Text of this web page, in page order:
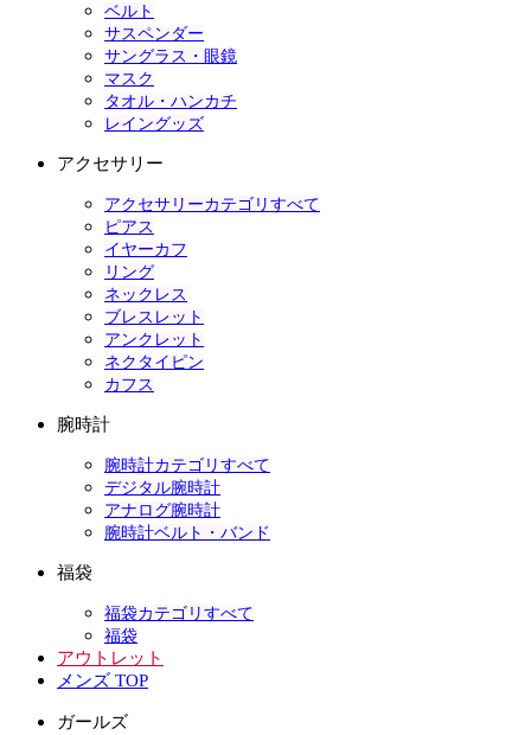
ベルト
サスペンダー
サングラス・眼鏡
マスク
タオル・ハンカチ
レイングッズ
アクセサリー
アクセサリーカテゴリすべて
ピアス
イヤーカフ
リング
ネックレス
ブレスレット
アンクレット
ネクタイピン
カフス
腕時計
腕時計カテゴリすべて
デジタル腕時計
アナログ腕時計
腕時計ベルト・バンド
福袋
福袋カテゴリすべて
福袋
アウトレット
メンズ TOP
ガールズ